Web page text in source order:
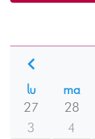
lu
ma
27
28
3
4